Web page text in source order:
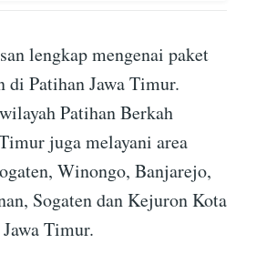
lengkap mengenai paket
di Patihan Jawa Timur.
Patihan Berkah
juga melayani area
Winongo, Banjarejo,
Sogaten dan Kejuron Kota
Timur.